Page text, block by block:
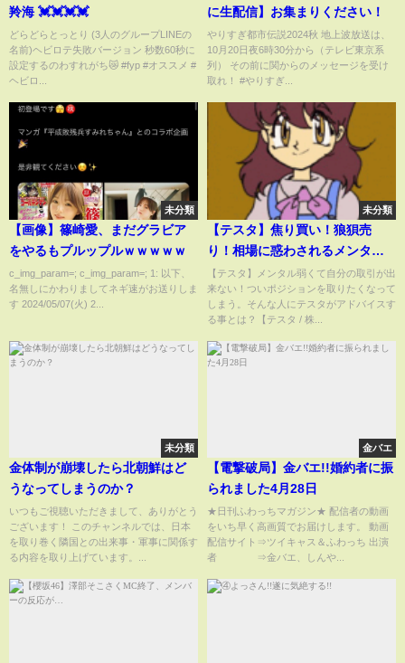
羚海 💓💓💓💓
どらどらとっとり (3人のグループLINEの
名前)ヘビロテ失敗バージョン 秒数60秒に
設定するのわすれがち😿 #fyp #オススメ #
ヘビロ...
に生配信】お集まりください！
やりすぎ都市伝説2024秋 地上波放送は、
10月20日夜6時30分から（テレビ東京系
列） その前に関からのメッセージを受け
取れ！ #やりすぎ...
未分類
【画像】篠崎愛、まだグラビア
をやるもプルップルｗｗｗｗｗ
c_img_param=; c_img_param=; 1: 以下、
名無しにかわりましてネギ速がお送りしま
す 2024/05/07(火) 2...
未分類
【テスタ】焦り買い！狼狽売
り！相場に惑わされるメンタル
弱者の克服法【テスタ / 株式投資
の初心者】【切り抜き】
【テスタ】メンタル弱くて自分の取引が出
来ない！ついポジションを取りたくなって
しまう。そんな人にテスタがアドバイスす
る事とは？【テスタ / 株...
未分類
金体制が崩壊したら北朝鮮はど
うなってしまうのか？
いつもご視聴いただきまして、ありがとう
ございます！ このチャンネルでは、日本
を取り巻く隣国との出来事・軍事に関係す
る内容を取り上げています。...
金バエ
【電撃破局】金バエ!!婚約者に振
られました4月28日
★日刊ふわっちマガジン★ 配信者の動画
をいち早く高画質でお届けします。 動画
配信サイト⇒ツイキャス＆ふわっち 出演
者 ⇒金バエ、しんや...